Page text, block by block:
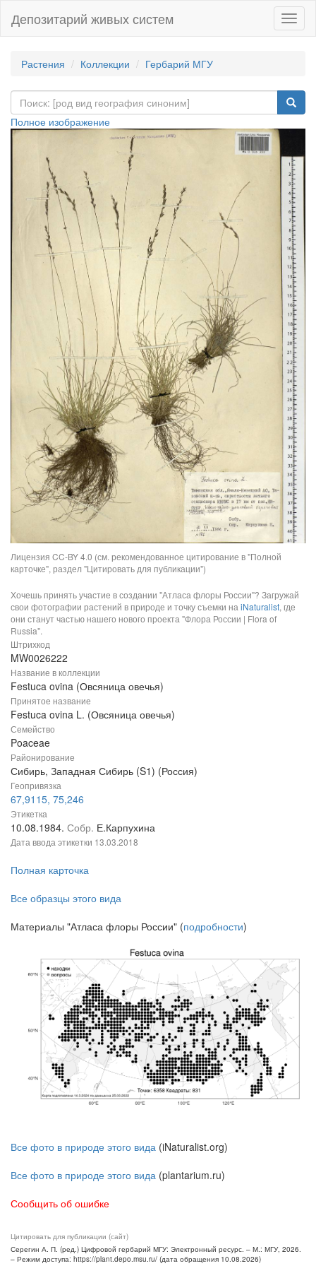
Депозитарий живых систем
Растения Коллекции Гербарий МГУ
Полное изображение
Лицензия CC-BY 4.0 (см. рекомендованное цитирование в "Полной
карточке", раздел "Цитировать для публикации")
Хочешь принять участие в создании "Атласа флоры России"? Загружай
свои фотографии растений в природе и точку съемки на iNaturalist, где
они станут частью нашего нового проекта "Флора России | Flora of
Russia".
Штрихкод
MW0026222
Название в коллекции
Festuca ovina (Овсяница овечья)
Принятое название
Festuca ovina L. (Овсяница овечья)
Семейство
Poaceae
Районирование
Сибирь, Западная Сибирь (S1) (Россия)
Геопривязка
67,9115, 75,246
Этикетка
10.08.1984. Собр. Е.Карпухина
Дата ввода этикетки 13.03.2018
Полная карточка
Все образцы этого вида
Материалы "Атласа флоры России" (подробности)
Все фото в природе этого вида (iNaturalist.org)
Все фото в природе этого вида (plantarium.ru)
Сообщить об ошибке
Цитировать для публикации (сайт)
Серегин А. П. (ред.) Цифровой гербарий МГУ: Электронный ресурс. – М.: МГУ, 2026.
– Режим доступа: https://plant.depo.msu.ru/ (дата обращения 10.08.2026)